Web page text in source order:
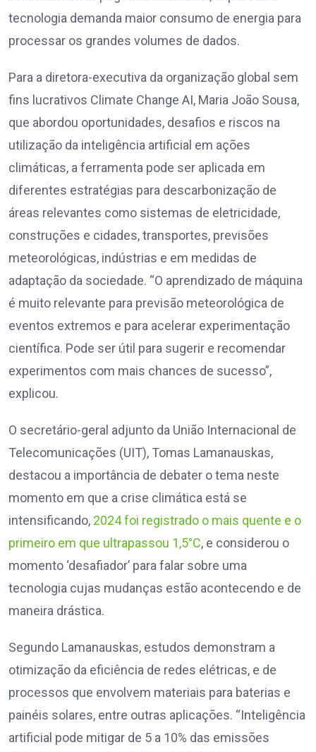
tecnologia demanda maior consumo de energia para
processar os grandes volumes de dados.
Para a diretora-executiva da organização global sem
fins lucrativos Climate Change AI, Maria João Sousa,
que abordou oportunidades, desafios e riscos na
utilização da inteligência artificial em ações
climáticas, a ferramenta pode ser aplicada em
diferentes estratégias para descarbonização de
áreas relevantes como sistemas de eletricidade,
construções e cidades, transportes, previsões
meteorológicas, indústrias e em medidas de
adaptação da sociedade. “O aprendizado de máquina
é muito relevante para previsão meteorológica de
eventos extremos e para acelerar experimentação
científica. Pode ser útil para sugerir e recomendar
experimentos com mais chances de sucesso”,
explicou.
O secretário-geral adjunto da União Internacional de
Telecomunicações (UIT), Tomas Lamanauskas,
destacou a importância de debater o tema neste
momento em que a crise climática está se
intensificando, 2024 foi registrado o mais quente e o
primeiro em que ultrapassou 1,5°C, e considerou o
momento ‘desafiador’ para falar sobre uma
tecnologia cujas mudanças estão acontecendo e de
maneira drástica.
Segundo Lamanauskas, estudos demonstram a
otimização da eficiência de redes elétricas, e de
processos que envolvem materiais para baterias e
painéis solares, entre outras aplicações. “Inteligência
artificial pode mitigar de 5 a 10% das emissões